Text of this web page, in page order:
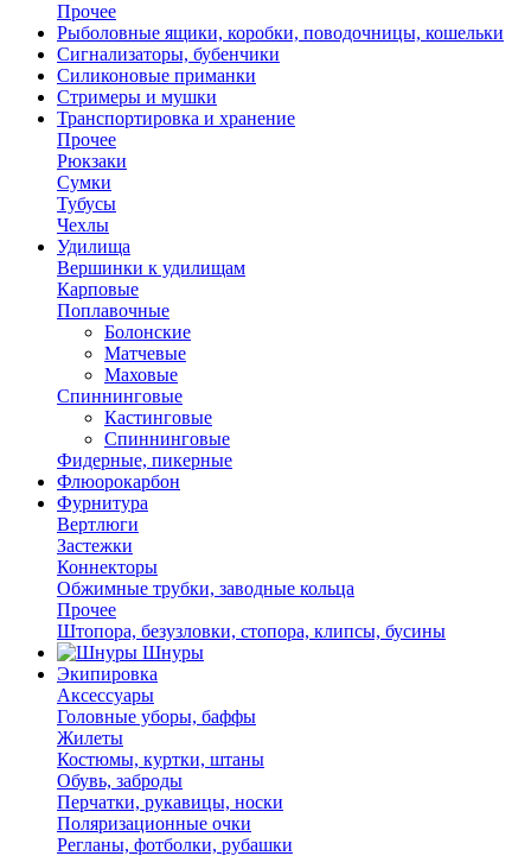
Прочее
Рыболовные ящики, коробки, поводочницы, кошельки
Сигнализаторы, бубенчики
Силиконовые приманки
Стримеры и мушки
Транспортировка и хранение
Прочее
Рюкзаки
Сумки
Тубусы
Чехлы
Удилища
Вершинки к удилищам
Карповые
Поплавочные
Болонские
Матчевые
Маховые
Спиннинговые
Кастинговые
Спиннинговые
Фидерные, пикерные
Флюорокарбон
Фурнитура
Вертлюги
Застежки
Коннекторы
Обжимные трубки, заводные кольца
Прочее
Штопора, безузловки, стопора, клипсы, бусины
Шнуры
Экипировка
Аксессуары
Головные уборы, баффы
Жилеты
Костюмы, куртки, штаны
Обувь, заброды
Перчатки, рукавицы, носки
Поляризационные очки
Регланы, фотболки, рубашки